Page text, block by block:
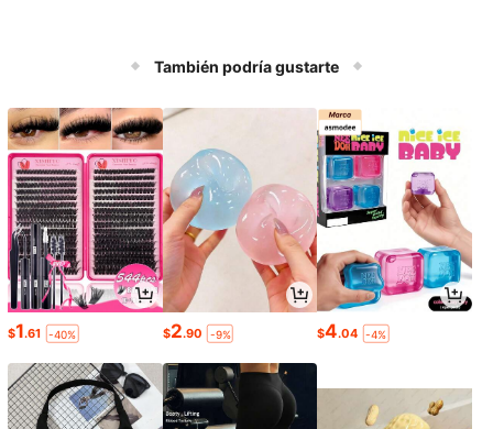
También podría gustarte
$1.61 -40% $2.90 -9% $4.04 -4%